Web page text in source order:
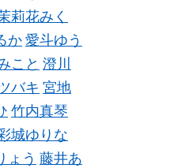
莉花みく
か 愛斗ゆう
こと 澄川
バキ 宮地
竹内真琴
城ゆりな
ょう 藤井あ